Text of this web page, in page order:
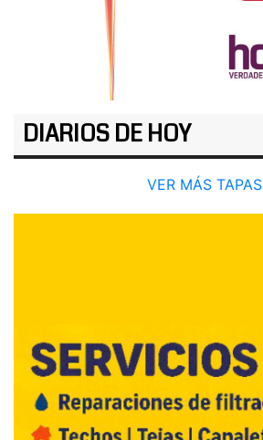
DIARIOS DE HOY
VER MÁS TAPAS